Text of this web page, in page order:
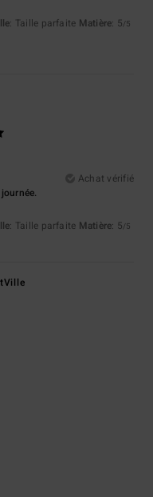
: Taille parfaite Matière: 5/5
Achat vérifié
: Taille parfaite Matière: 5/5